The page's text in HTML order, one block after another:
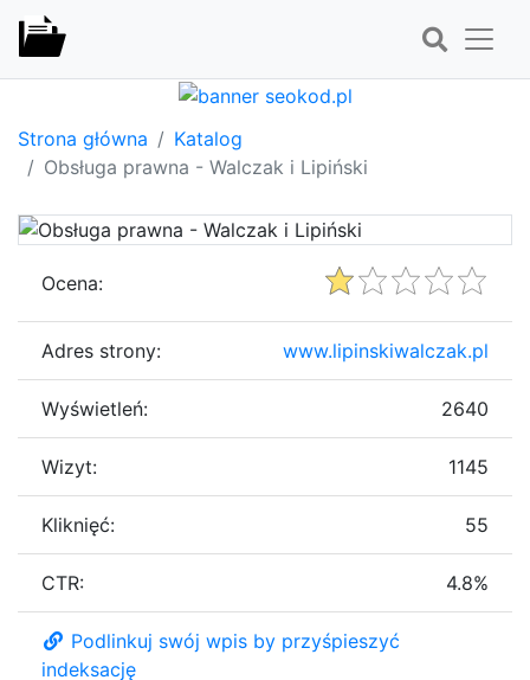
Strona główna
Katalog
Obsługa prawna - Walczak i Lipiński
Ocena:
Adres strony: www.lipinskiwalczak.pl
Wyświetleń: 2640
Wizyt: 1145
Kliknięć: 55
CTR: 4.8%
Podlinkuj swój wpis by przyśpieszyć
indeksację